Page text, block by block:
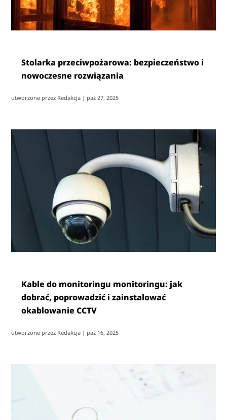
Stolarka przeciwpożarowa: bezpieczeństwo i
nowoczesne rozwiązania
utworzone przez Redakcja | paź 27, 2025
Kable do monitoringu monitoringu: jak
dobrać, poprowadzić i zainstalować
okablowanie CCTV
utworzone przez Redakcja | paź 16, 2025